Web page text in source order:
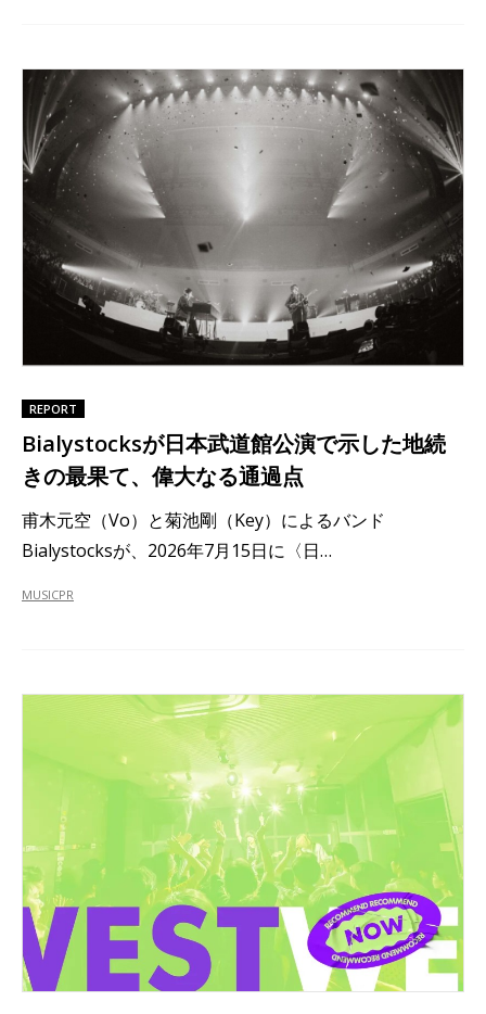
REPORT
Bialystocksが日本武道館公演で示した地続
きの最果て、偉大なる通過点
甫木元空（Vo）と菊池剛（Key）によるバンド
Bialystocksが、2026年7月15日に〈日…
MUSICPR